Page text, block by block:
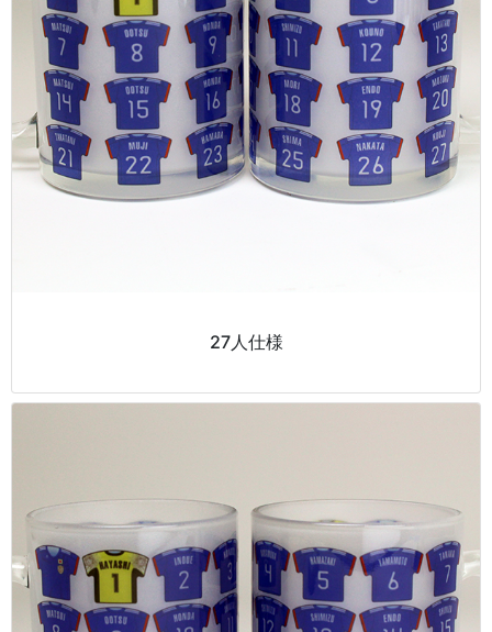
27人仕様